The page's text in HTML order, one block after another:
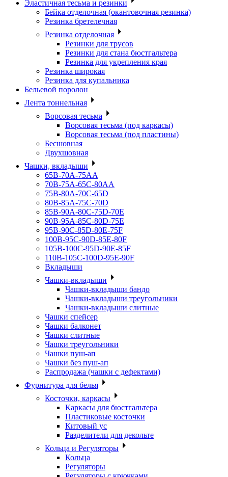
Эластичная тесьма и резинки
Бейка отделочная (окантовочная резинка)
Резинка бретелечная
Резинка отделочная
Резинки для трусов
Резинки для стана бюстгальтера
Резинка для укрепления края
Резинка широкая
Резинка для купальника
Бельевой поролон
Лента тоннельная
Ворсовая тесьма
Ворсовая тесьма (под каркасы)
Ворсовая тесьма (под пластины)
Бесшовная
Двухшовная
Чашки, вкладыши
65B-70A-75АА
70В-75А-65С-80АА
75В-80А-70С-65D
80В-85А-75С-70D
85В-90А-80С-75D-70E
90B-95A-85C-80D-75E
95B-90C-85D-80E-75F
100B-95C-90D-85E-80F
105B-100C-95D-90E-85F
110B-105C-100D-95E-90F
Вкладыши
Чашки-вкладыши
Чашки-вкладыши бандо
Чашки-вкладыши треугольники
Чашки-вкладыши слитные
Чашки спейсер
Чашки балконет
Чашки слитные
Чашки треугольники
Чашки пуш-ап
Чашки без пуш-ап
Распродажа (чашки с дефектами)
Фурнитура для белья
Косточки, каркасы
Каркасы для бюстгальтера
Пластиковые косточки
Китовый ус
Разделители для декольте
Кольца и Регуляторы
Кольца
Регуляторы